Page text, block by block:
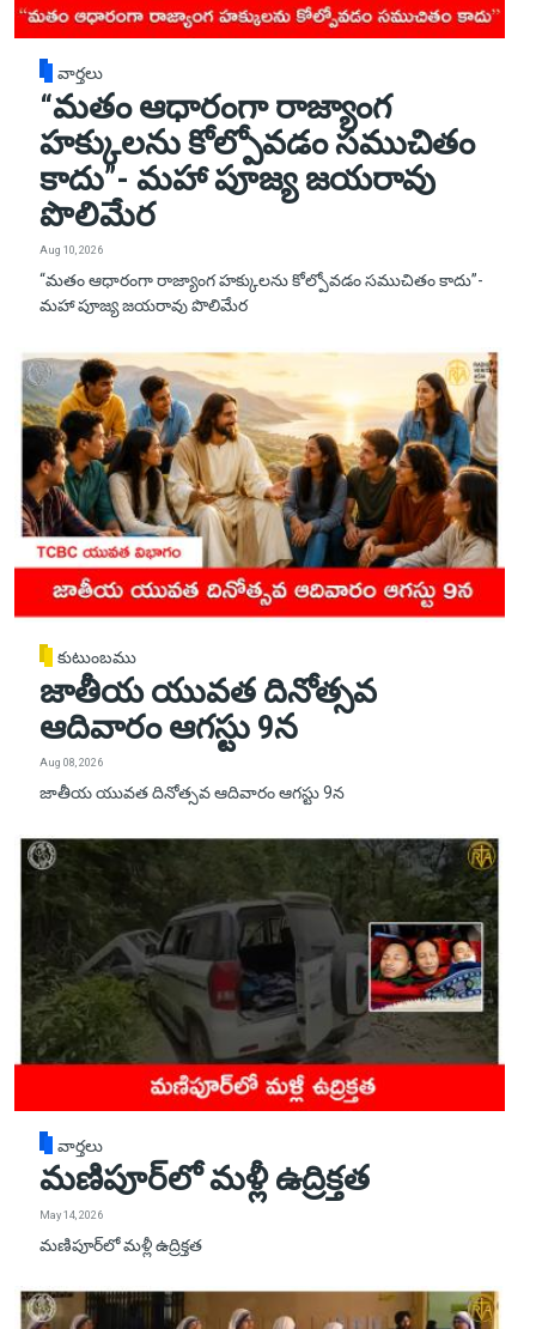
వార్తలు
“మతం ఆధారంగా రాజ్యాంగ
హక్కులను కోల్పోవడం సముచితం
కాదు”- మహా పూజ్య జయరావు
పొలిమేర
Aug 10, 2026
“మతం ఆధారంగా రాజ్యాంగ హక్కులను కోల్పోవడం సముచితం కాదు”-
మహా పూజ్య జయరావు పొలిమేర
కుటుంబము
జాతీయ యువత దినోత్సవ
ఆదివారం ఆగస్టు 9న
Aug 08, 2026
జాతీయ యువత దినోత్సవ ఆదివారం ఆగస్టు 9న
వార్తలు
మణిపూర్‌లో మళ్లీ ఉద్రిక్తత
May 14, 2026
మణిపూర్‌లో మళ్లీ ఉద్రిక్తత